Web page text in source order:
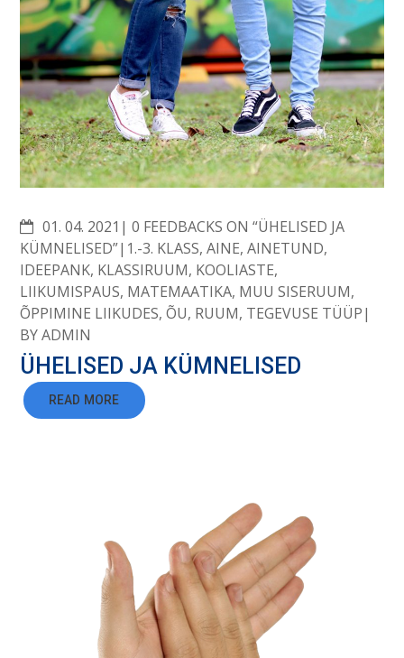
01. 04. 2021 COMMENTS
0 FEEDBACKS ON “ÜHELISED JA
KÜMNELISED” 1.-3. KLASS,AINE,AINETUND,
IDEEPANK, KLASSIRUUM, KOOLIASTE,
LIIKUMISPAUS, MATEMAATIKA, MUU SISERUUM,
ÕPPIMINE LIIKUDES,ÕU, RUUM, TEGEVUSE TÜÜP
BYADMIN
ÜHELISED JA KÜMNELISED
READ MORE